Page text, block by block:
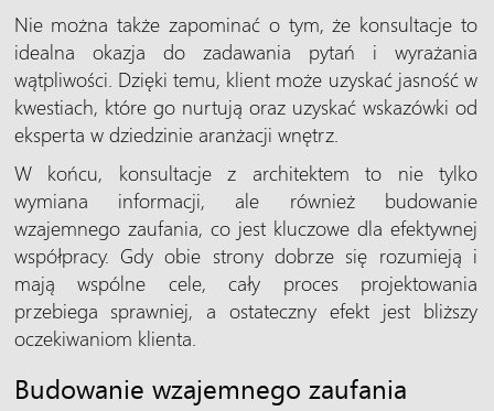
Nie można także zapominać o tym, że konsultacje to
idealna okazja do zadawania pytań i wyrażania
wątpliwości. Dzięki temu, klient może uzyskać jasność w
kwestiach, które go nurtują oraz uzyskać wskazówki od
eksperta w dziedzinie aranżacji wnętrz.
W końcu, konsultacje z architektem to nie tylko
wymiana informacji, ale również budowanie
wzajemnego zaufania, co jest kluczowe dla efektywnej
współpracy. Gdy obie strony dobrze się rozumieją i
mają wspólne cele, cały proces projektowania
przebiega sprawniej, a ostateczny efekt jest bliższy
oczekiwaniom klienta.
Budowanie wzajemnego zaufania